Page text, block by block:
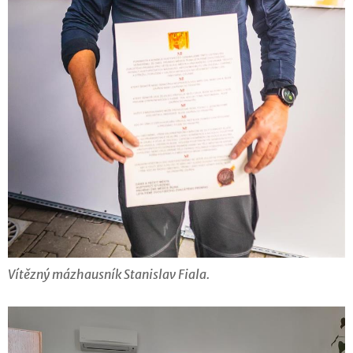
Vítězný mázhausník Stanislav Fiala.